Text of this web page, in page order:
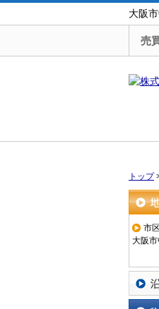
大阪
売
トップ
地域
市
大阪
沿線